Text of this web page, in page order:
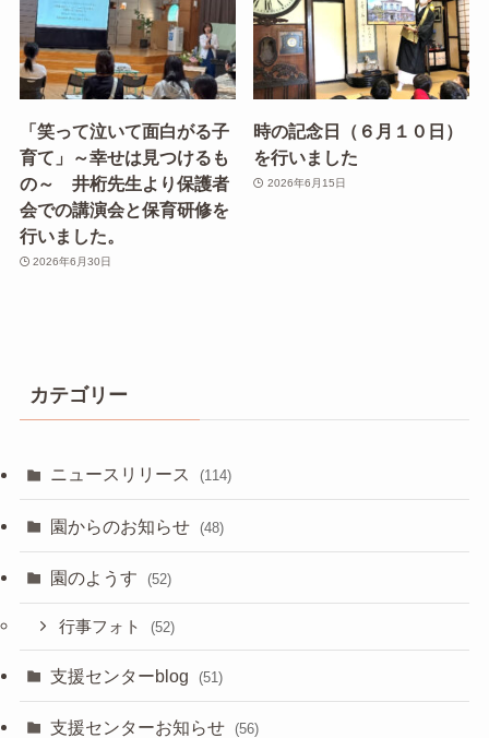
「笑って泣いて面白がる子
育て」～幸せは見つけるも
の～ 井桁先生より保護者
会での講演会と保育研修を
行いました。
2026年6月30日
時の記念日（６月１０日）
を行いました
2026年6月15日
カテゴリー
ニュースリリース (114)
園からのお知らせ (48)
園のようす (52)
行事フォト (52)
支援センターblog (51)
支援センターお知らせ (56)